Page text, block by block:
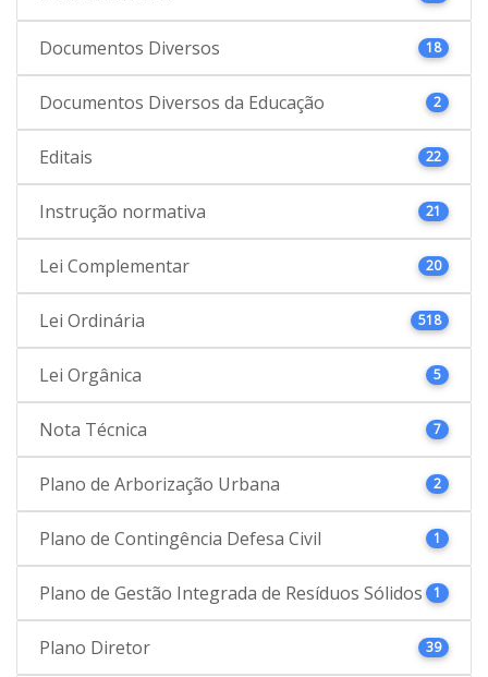
Documentos Diversos 18
Documentos Diversos da Educação 2
Editais 22
Instrução normativa 21
Lei Complementar 20
Lei Ordinária 518
Lei Orgânica 5
Nota Técnica 7
Plano de Arborização Urbana 2
Plano de Contingência Defesa Civil 1
Plano de Gestão Integrada de Resíduos Sólidos 1
Plano Diretor 39